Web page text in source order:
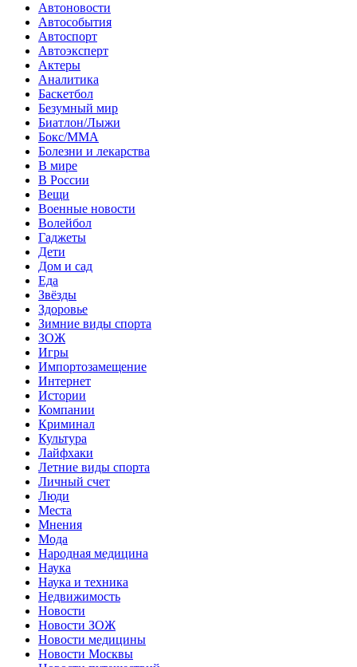
Автоновости
Автособытия
Автоспорт
Автоэксперт
Актеры
Аналитика
Баскетбол
Безумный мир
Биатлон/Лыжи
Бокс/MMA
Болезни и лекарства
В мире
В России
Вещи
Военные новости
Волейбол
Гаджеты
Дети
Дом и сад
Еда
Звёзды
Здоровье
Зимние виды спорта
ЗОЖ
Игры
Импортозамещение
Интернет
Истории
Компании
Криминал
Культура
Лайфхаки
Летние виды спорта
Личный счет
Люди
Места
Мнения
Мода
Народная медицина
Наука
Наука и техника
Недвижимость
Новости
Новости ЗОЖ
Новости медицины
Новости Москвы